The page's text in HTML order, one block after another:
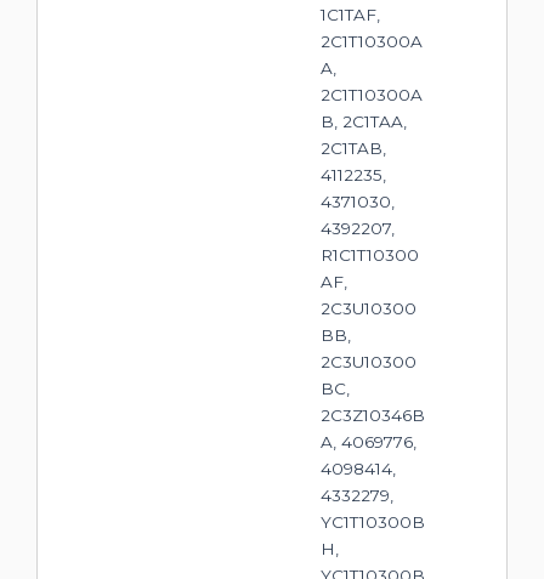
1C1TAF,
2C1T10300A
A,
2C1T10300A
B, 2C1TAA,
2C1TAB,
4112235,
4371030,
4392207,
R1C1T10300
AF,
2C3U10300
BB,
2C3U10300
BC,
2C3Z10346B
A, 4069776,
4098414,
4332279,
YC1T10300B
H,